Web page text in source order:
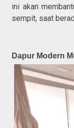
ini akan
sempit, saat
Dapur Modern